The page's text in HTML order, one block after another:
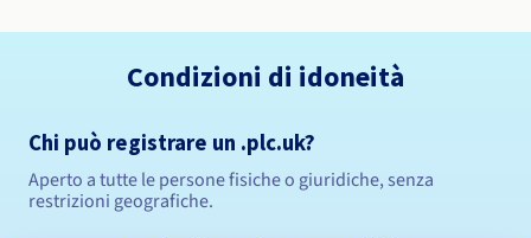
Condizioni di idoneità
Chi può registrare un .plc.uk?
Aperto a tutte le persone fisiche o giuridiche, senza
restrizioni geografiche.